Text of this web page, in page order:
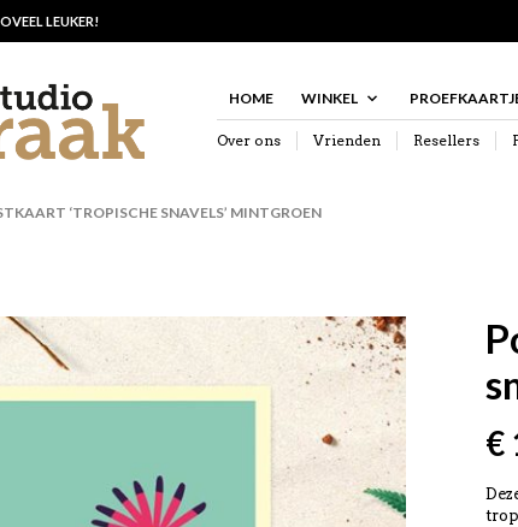
LEUKER!
HOME WINKEL
Over ons Vrienden Resellers
‘TROPISCHE SNAVELS’ MINTGROEN
€